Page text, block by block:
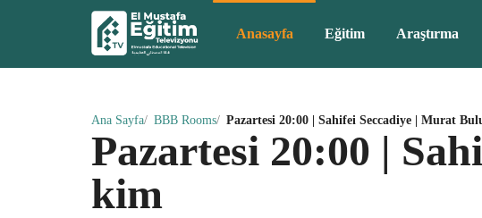
Anasayfa Eğitim Araştırma
Ana Sayfa BBB Rooms Pazartesi 20:00 | Sahifei Seccadiye | Murat
Pazartesi 20:00 |
kim